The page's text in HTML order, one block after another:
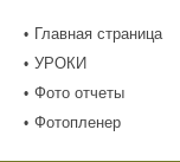
Главная страница
УРОКИ
Фото отчеты
Фотопленер